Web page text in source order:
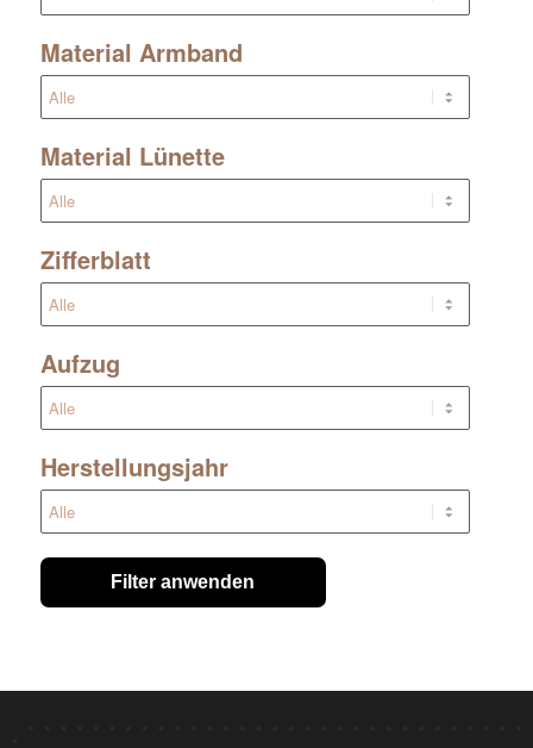
Material Armband
Material Lünette
Zifferblatt
Aufzug
Herstellungsjahr
Filter anwenden